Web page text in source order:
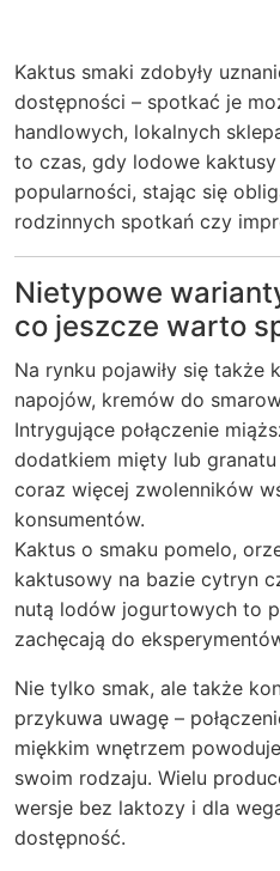
Kaktus smaki zdobyły
dostępności – spotkać je
handlowych, lokalnych
to czas, gdy lodowe
popularności, stając się
rodzinnych spotkań czy
Nietypowe
co jeszcze warto
Na rynku pojawiły się także
napojów, kremów do
Intrygujące połączenie
dodatkiem mięty lub
coraz więcej zwolenników
konsumentów.
Kaktus o smaku pomelo,
kaktusowy na bazie cytryn
nutą lodów jogurtowych to
zachęcają do
Nie tylko smak, ale także
przykuwa uwagę –
miękkim wnętrzem
swoim rodzaju. Wielu
wersje bez laktozy i dla
dostępność.